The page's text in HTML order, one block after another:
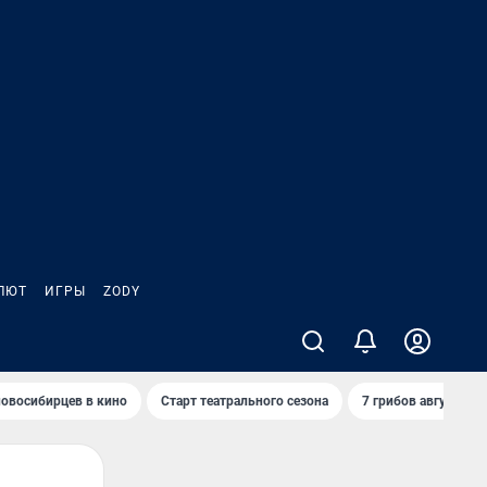
ИГРЫ ZODY
в кино Старт театрального сезона 7 грибов августа